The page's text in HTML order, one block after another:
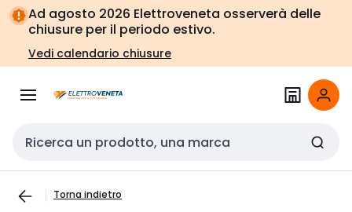
Vai alla
navigazione
Vai
alla
pagina
Ad agosto 2026 Elettroveneta osserverà delle
chiusure per il periodo estivo.
Vedi calendario chiusure
Cerca input
Torna indietro